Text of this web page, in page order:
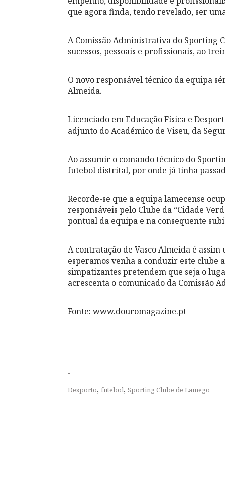
que agora finda, tendo revelado, ser
A Comissão Administrativa do Sporting
sucessos, pessoais e profissionais, ao
O novo responsável técnico da equipa
Almeida.
Licenciado em Educação Física e
adjunto do Académico de Viseu, da
Ao assumir o comando técnico do
futebol distrital, por onde já tinha
Recorde-se que a equipa lamecense
responsáveis pelo Clube da “Cidade
pontual da equipa e na consequente
A contratação de Vasco Almeida é
esperamos venha a conduzir este clube
simpatizantes pretendem que seja o
acrescenta o comunicado da Comissão
Fonte: www.douromagazine.pt
Desporto, futebol, Sporting Clube de Lamego